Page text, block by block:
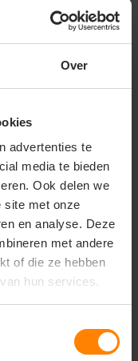
Over
advertenties te
media te bieden
Ook delen we
site met onze
en analyse. Deze
met andere
of die ze hebben
hun services.
ook leuk